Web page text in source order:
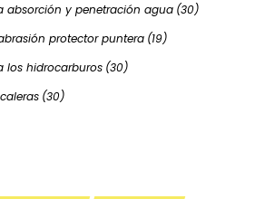
absorción y penetración agua (30)
protector puntera (19)
los hidrocarburos (30)
(30)